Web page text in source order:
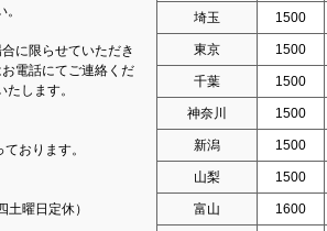
に限らせていただき
電話にてご連絡くだ
します。
おります。
曜日定休）
埼玉 1500
東京 1500
千葉 1500
神奈川 1500
新潟 1500
山梨 1500
富山 1600